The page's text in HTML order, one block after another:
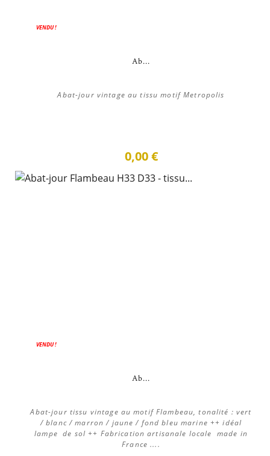
VENDU !
Ab...
Abat-jour vintage au tissu motif Metropolis
0,00 €
VENDU !
Ab...
Abat-jour tissu vintage au motif Flambeau, tonalité : vert
/ blanc / marron / jaune / fond bleu marine ++ idéal
lampe de sol ++ Fabrication artisanale locale made in
France ....